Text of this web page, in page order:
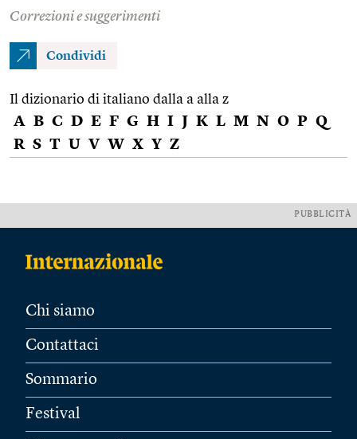
Correzioni e suggerimenti
Condividi
Il dizionario di italiano dalla a alla z
A B C D E F G H I J K L M N O P Q
R S T U V W X Y Z
PUBBLICITÀ
Chi siamo
Contattaci
Sommario
Festival